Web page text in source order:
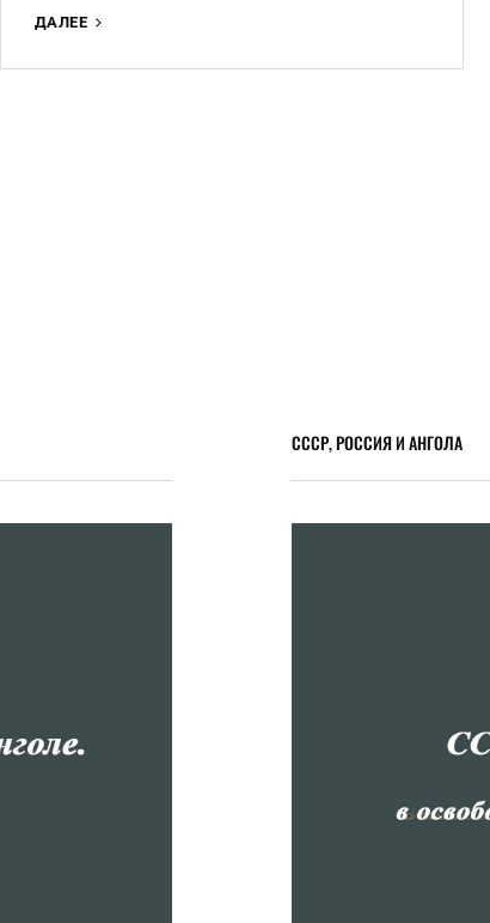
ДАЛЕЕ
КОМАНДИРА
СССР, РОССИЯ И АНГОЛА